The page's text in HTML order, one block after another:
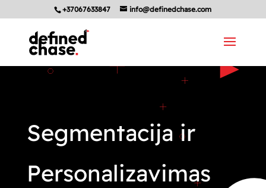
+37067633847 info@definedchase.com
Segmentacija ir
Personalizavimas